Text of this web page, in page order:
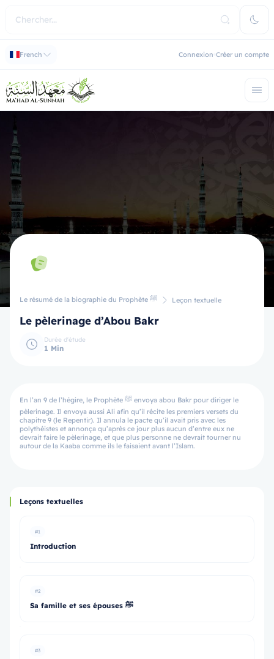
French Connexion Créer un compte
Le résumé de la biographie du Prophète ﷺ Leçon textuelle
Le pèlerinage d’Abou Bakr
Durée d'étude
1 Min
En l’an 9 de l’hégire, le Prophète ﷺ envoya abou Bakr pour diriger le
pèlerinage. Il envoya aussi Ali afin qu’il récite les premiers versets du
chapitre 9 (le Repentir). Il annula le pacte qu’il avait pris avec les
polythéistes et annonça qu’après ce jour plus aucun d’entre eux ne
devrait faire le pèlerinage, et que plus personne ne devrait tourner nu
autour de la Kaaba comme ils le faisaient avant l’Islam.
Leçons textuelles
#1
Introduction
#2
Sa famille et ses épouses ﷺ
#3